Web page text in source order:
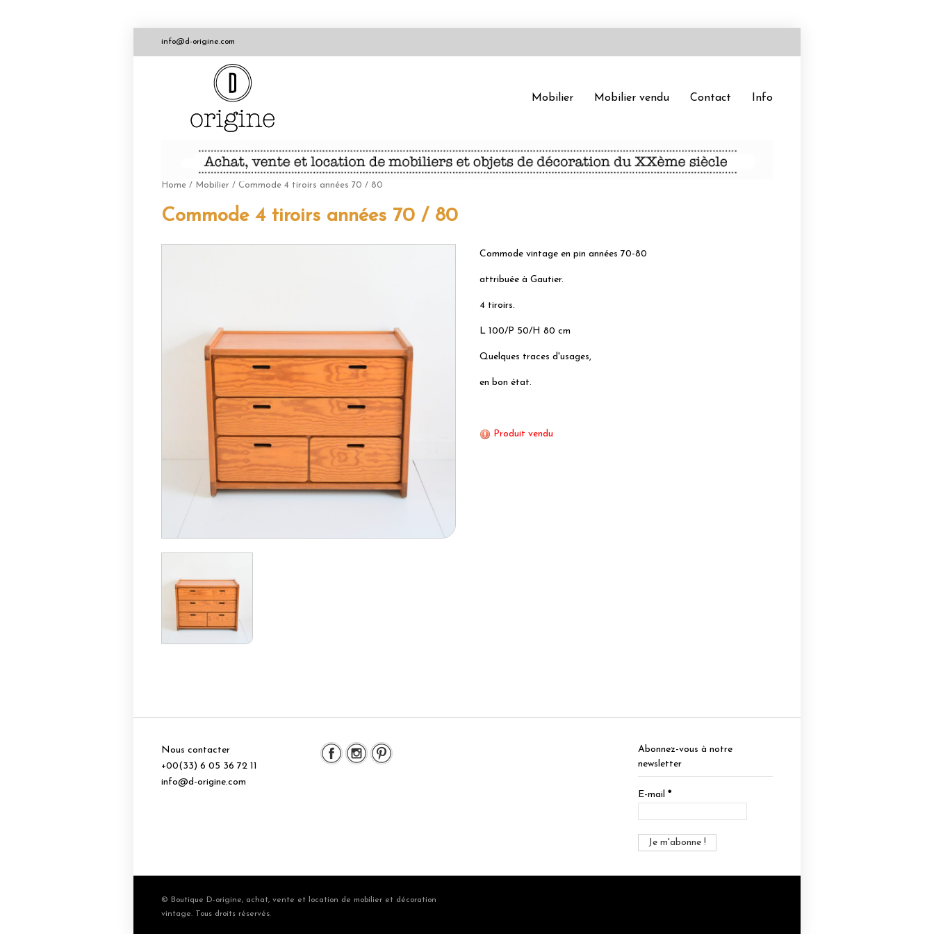
info@d-origine.com
Mobilier Mobilier vendu Contact Info
Home / Mobilier / Commode 4 tiroirs années 70 / 80
Commode 4 tiroirs années 70 / 80
Commode vintage en pin années 70-80
attribuée à Gautier.
4 tiroirs.
L 100/P 50/H 80 cm
Quelques traces d'usages,
en bon état.
Produit vendu
Nous contacter
+00(33) 6 05 36 72 11
info@d-origine.com
Abonnez-vous à notre
newsletter
E-mail*
© Boutique D-origine, achat, vente et location de mobilier et décoration
vintage. Tous droits réservés.